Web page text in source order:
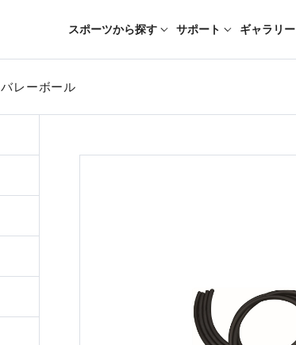
スポーツから探す サポート ギャラリー
バレーボール